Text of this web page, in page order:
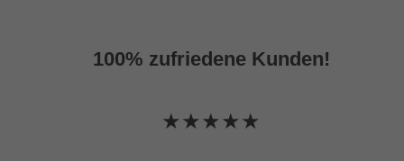
100% zufriedene Kunden!
★★★★★